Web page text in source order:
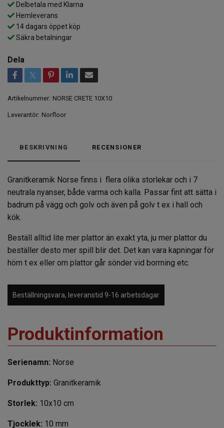
Delbetala med Klarna
Hemleverans
14 dagars öppet köp
Säkra betalningar
Dela
Artikelnummer: NORSE CRETE 10X10
Leverantör: Norfloor
BESKRIVNING RECENSIONER
Granitkeramik Norse finns i flera olika storlekar och i 7
neutrala nyanser, både varma och kalla. Passar fint att sätta i
badrum på vägg och golv och även på golv t ex i hall och
kök.
Beställ alltid lite mer plattor än exakt yta, ju mer plattor du
beställer desto mer spill blir det. Det kan vara kapningar för
hörn t ex eller om plattor går sönder vid borrning etc.
Beställningsvara, leveranstid 9-16 arbetsdagar
Produktinformation
Serienamn: Norse
Produkttyp: Granitkeramik
Storlek: 10x10 cm
Tjocklek: 10 mm